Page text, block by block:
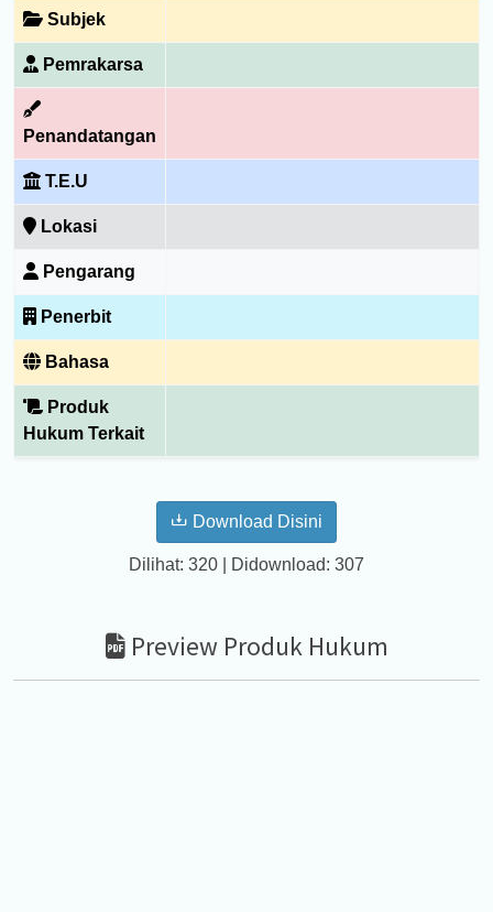
Subjek
Pemrakarsa
Penandatangan
T.E.U
Lokasi
Pengarang
Penerbit
Bahasa
Produk
Hukum Terkait
Download Disini
Dilihat: 320 | Didownload: 307
Preview Produk Hukum